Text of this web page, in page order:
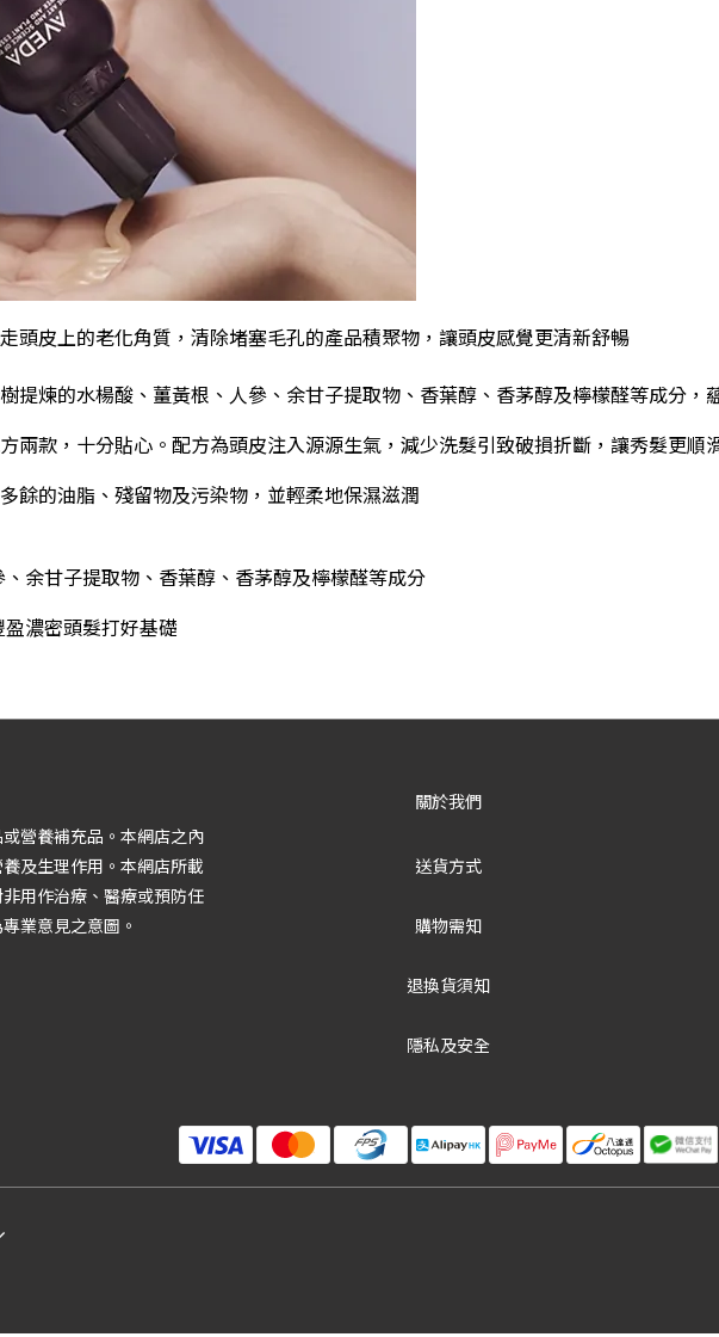
頭皮上的老化角質，清除堵塞毛孔的產品積聚物，讓頭皮感覺更清新舒暢
提煉的水楊酸、薑黃根、人參、余甘子提取物、香葉醇、香茅醇及檸檬醛等成分
兩款，十分貼心。配方為頭皮注入源源生氣，減少洗髮引致破損折斷，讓秀髮更順
餘的油脂、殘留物及污染物，並輕柔地保濕滋潤
余甘子提取物、香葉醇、香茅醇及檸檬醛等成分
濃密頭髮打好基礎
營養補充品。本網店之內
及生理作用。本網店所載
用作治療、醫療或預防任
業意見之意圖。
關於我們
送貨方式
購物需知
退換貨須知
隱私及安全